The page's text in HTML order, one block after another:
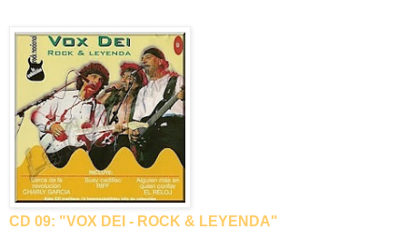
CD 09: "VOX DEI - ROCK & LEYENDA"